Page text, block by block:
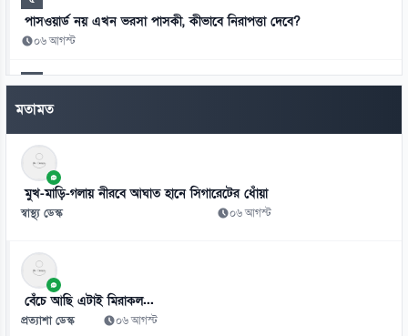
পাসওয়ার্ড নয় এখন ভরসা পাসকী, কীভাবে নিরাপত্তা দেবে?
০৬ আগস্ট
৬
ভিনিসিয়ুসকে ‘হুমকি’ দিয়ে সুর নরম রিয়ালের, আর্সেনালের নতুন প্রস্তাব
৭
রুশ বাহিনীর রাতভর ড্রোন-ক্ষেপণাস্ত্র হামলায় কিয়েভে নিহত ১৭
০৬ আগস্ট
৮
ইয়েমেনে সামরিক শিবিরে ভয়াবহ হামলা, নিহত ৩০
০৬ আগস্ট
মতামত
মুখ-মাড়ি-গলায় নীরবে আঘাত হানে সিগারেটের ধোঁয়া
স্বাস্থ্য ডেস্ক ০৬ আগস্ট
বেঁচে আছি এটাই মিরাকল...
প্রত্যাশা ডেস্ক ০৬ আগস্ট